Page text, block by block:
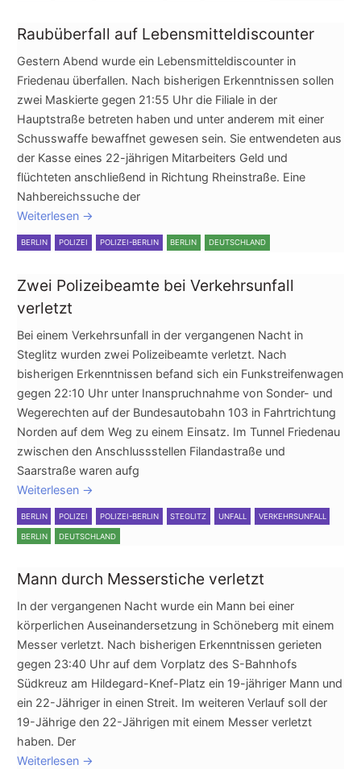
Raubüberfall auf Lebensmitteldiscounter
Gestern Abend wurde ein Lebensmitteldiscounter in
Friedenau überfallen. Nach bisherigen Erkenntnissen sollen
zwei Maskierte gegen 21:55 Uhr die Filiale in der
Hauptstraße betreten haben und unter anderem mit einer
Schusswaffe bewaffnet gewesen sein. Sie entwendeten aus
der Kasse eines 22-jährigen Mitarbeiters Geld und
flüchteten anschließend in Richtung Rheinstraße. Eine
Nahbereichssuche der
Weiterlesen →
BERLIN POLIZEI POLIZEI-BERLIN BERLIN DEUTSCHLAND
Zwei Polizeibeamte bei Verkehrsunfall
verletzt
Bei einem Verkehrsunfall in der vergangenen Nacht in
Steglitz wurden zwei Polizeibeamte verletzt. Nach
bisherigen Erkenntnissen befand sich ein Funkstreifenwagen
gegen 22:10 Uhr unter Inanspruchnahme von Sonder- und
Wegerechten auf der Bundesautobahn 103 in Fahrtrichtung
Norden auf dem Weg zu einem Einsatz. Im Tunnel Friedenau
zwischen den Anschlussstellen Filandastraße und
Saarstraße waren aufg
Weiterlesen →
BERLIN POLIZEI POLIZEI-BERLIN STEGLITZ UNFALL VERKEHRSUNFALL
BERLIN DEUTSCHLAND
Mann durch Messerstiche verletzt
In der vergangenen Nacht wurde ein Mann bei einer
körperlichen Auseinandersetzung in Schöneberg mit einem
Messer verletzt. Nach bisherigen Erkenntnissen gerieten
gegen 23:40 Uhr auf dem Vorplatz des S-Bahnhofs
Südkreuz am Hildegard-Knef-Platz ein 19-jähriger Mann und
ein 22-Jähriger in einen Streit. Im weiteren Verlauf soll der
19-Jährige den 22-Jährigen mit einem Messer verletzt
haben. Der
Weiterlesen →